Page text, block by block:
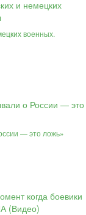
военных.
— это ложь»